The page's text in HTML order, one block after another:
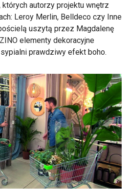
autorzy projektu wnętrz
Leroy Merlin, Belldeco czy Inne
uszytą przez Magdalenę
elementy dekoracyjne
prawdziwy efekt boho.